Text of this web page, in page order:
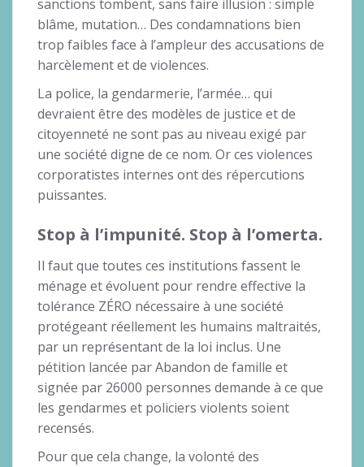
sanctions tombent, sans faire illusion : simple
blâme, mutation… Des condamnations bien
trop faibles face à l’ampleur des accusations de
harcèlement et de violences.
La police, la gendarmerie, l’armée… qui
devraient être des modèles de justice et de
citoyenneté ne sont pas au niveau exigé par
une société digne de ce nom. Or ces violences
corporatistes internes ont des répercutions
puissantes.
Stop à l’impunité. Stop à l’omerta.
Il faut que toutes ces institutions fassent le
ménage et évoluent pour rendre effective la
tolérance ZÉRO nécessaire à une société
protégeant réellement les humains maltraités,
par un représentant de la loi inclus. Une
pétition lancée par Abandon de famille et
signée par 26000 personnes demande à ce que
les gendarmes et policiers violents soient
recensés.
Pour que cela change, la volonté des